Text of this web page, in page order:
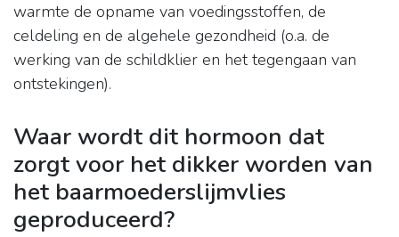
warmte de opname van voedingsstoffen, de
celdeling en de algehele gezondheid (o.a. de
werking van de schildklier en het tegengaan van
ontstekingen).
Waar wordt dit hormoon dat
zorgt voor het dikker worden van
het baarmoederslijmvlies
geproduceerd?